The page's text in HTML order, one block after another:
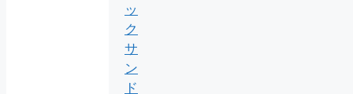
ッ
ク
サ
ン
ド